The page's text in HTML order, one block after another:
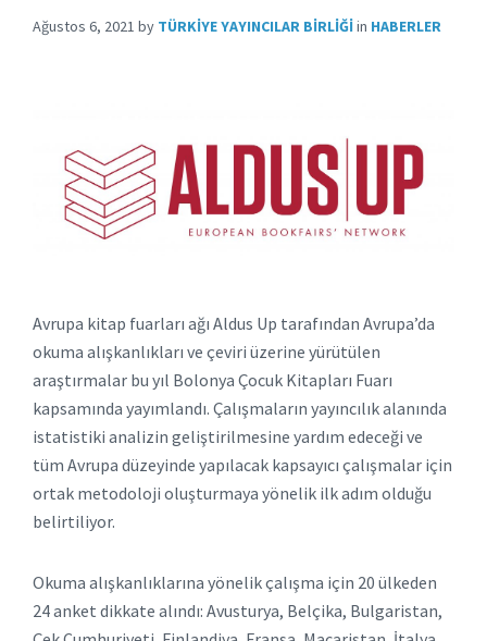
Ağustos 6, 2021 by TÜRKIYE YAYINCILAR BIRLIĞIin HABERLER
Avrupa kitap fuarları ağı Aldus Up tarafından Avrupa’da
okuma alışkanlıkları ve çeviri üzerine yürütülen
araştırmalar bu yıl Bolonya Çocuk Kitapları Fuarı
kapsamında yayımlandı. Çalışmaların yayıncılık alanında
istatistiki analizin geliştirilmesine yardım edeceği ve
tüm Avrupa düzeyinde yapılacak kapsayıcı çalışmalar için
ortak metodoloji oluşturmaya yönelik ilk adım olduğu
belirtiliyor.
Okuma alışkanlıklarına yönelik çalışma için 20 ülkeden
24 anket dikkate alındı: Avusturya, Belçika, Bulgaristan,